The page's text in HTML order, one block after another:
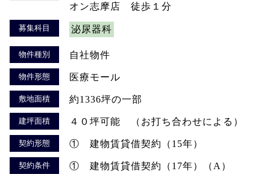
オン志摩店 徒歩１分
募集科目 泌尿器科
物件種別 自社物件
物件形態 医療モール
敷地面積 約1336坪の一部
建坪面積 ４０坪可能 （お打ち合わせによる）
契約形態 ① 建物賃貸借契約（15年）
契約条件
① 建物賃貸借契約（17年）（A）